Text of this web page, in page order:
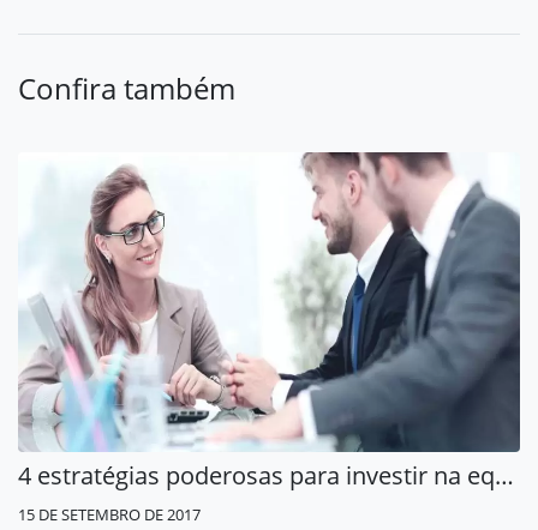
Confira também
4 estratégias poderosas para investir na equipe de RH
15 DE SETEMBRO DE 2017